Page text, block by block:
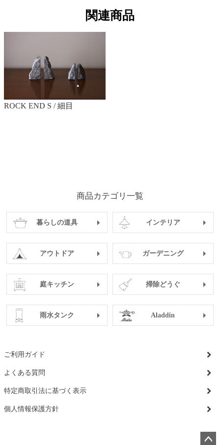
関連商品
ROCK END S / 細目
商品カテゴリ一覧
暮らしの道具 インテリア
アウトドア ガーデニング
庭キッチン 掃除どうぐ
雨水タンク Aladdin
ご利用ガイド
よくある質問
特定商取引法に基づく表示
個人情報保護方針